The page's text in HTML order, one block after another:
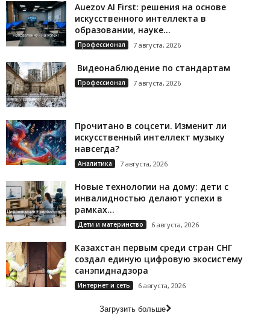
Auezov AI First: решения на основе
искусственного интеллекта в
образовании, науке...
Профессионал 7 августа, 2026
Видеонаблюдение по стандартам
Профессионал 7 августа, 2026
Прочитано в соцсети. Изменит ли
искусственный интеллект музыку
навсегда?
Аналитика 7 августа, 2026
Новые технологии на дому: дети с
инвалидностью делают успехи в
рамках...
Дети и материнство 6 августа, 2026
Казахстан первым среди стран СНГ
создал единую цифровую экосистему
санэпиднадзора
Интернет и сеть 6 августа, 2026
Загрузить больше